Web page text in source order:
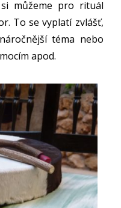
můžeme pro rituál
To se vyplatí zvlášť,
téma nebo
apod.